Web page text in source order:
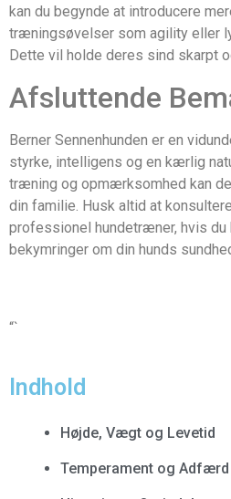
kan du begynde at introducere
træningsøvelser som agility eller
Dette vil holde deres sind skarpt
Afsluttende
Berner Sennenhunden er en
styrke, intelligens og en kærlig
træning og opmærksomhed kan
din familie. Husk altid at
professionel hundetræner, hvis du
bekymringer om din hunds
“`
Indhold
Højde, Vægt og Levetid
Temperament og Adfærd